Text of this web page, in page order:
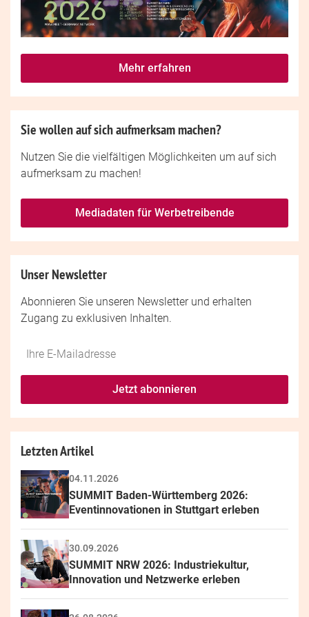
Mehr erfahren
Sie wollen auf sich aufmerksam machen?
Nutzen Sie die vielfältigen Möglichkeiten um auf sich
aufmerksam zu machen!
Mediadaten für Werbetreibende
Unser Newsletter
Abonnieren Sie unseren Newsletter und erhalten
Zugang zu exklusiven Inhalten.
Do
*Ihre
Jetzt abonnieren
Letzten Artikel
04.11.2026
SUMMIT Baden-Württemberg 2026:
Eventinnovationen in Stuttgart erleben
30.09.2026
SUMMIT NRW 2026: Industriekultur,
Innovation und Netzwerke erleben